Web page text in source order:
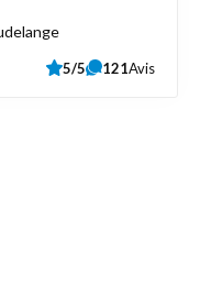
5/5 121Avis